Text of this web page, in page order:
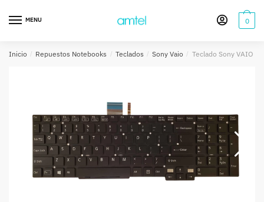
navegación
MENU 0
Inicio / Repuestos Notebooks / Teclados / Sony Vaio / Teclado Sony VAIO